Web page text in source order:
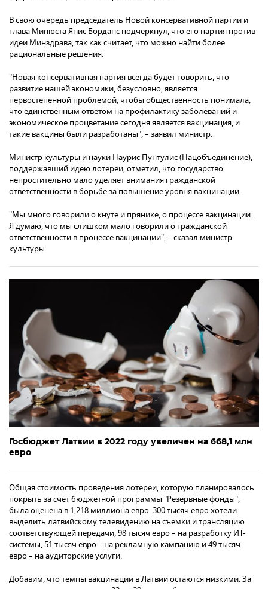
В свою очередь председатель Новой консервативной партии и
глава Минюста Янис Борданс подчеркнул, что его партия против
идеи Минздрава, так как считает, что можно найти более
рациональные решения.
"Новая консервативная партия всегда будет говорить, что
развитие нашей экономики, безусловно, является
первостепенной проблемой, чтобы общественность понимала,
что единственным ответом на профилактику заболеваний и
экономическое процветание сегодня является вакцинация, и
такие вакцины были разработаны", – заявил министр.
Министр культуры и науки Наурис Пунтулис (Нацобъединение),
поддержавший идею лотереи, отметил, что государство
непростительно мало уделяет внимания гражданской
ответственности в борьбе за повышение уровня вакцинации.
"Мы много говорили о кнуте и прянике, о процессе вакцинации...
Я думаю, что мы слишком мало говорили о гражданской
ответственности в процессе вакцинации", – сказал министр
культуры.
Госбюджет Латвии в 2022 году увеличен на 668,1 млн
евро
Общая стоимость проведения лотереи, которую планировалось
покрыть за счет бюджетной программы "Резервные фонды",
была оценена в 1,218 миллиона евро. 300 тысяч евро хотели
выделить латвийскому телевидению на съемки и трансляцию
соответствующей передачи, 98 тысяч евро – на разработку ИТ-
системы, 51 тысяч евро – на рекламную кампанию и 49 тысяч
евро – на аудиторские услуги.
Добавим, что темпы вакцинации в Латвии остаются низкими. За